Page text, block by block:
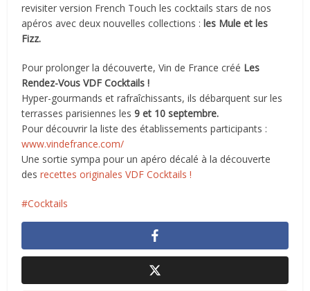
revisiter version French Touch les cocktails stars de nos
apéros avec deux nouvelles collections :les Mule et les
Fizz.
Pour prolonger la découverte, Vin de France créé Les
Rendez-Vous VDF Cocktails !
Hyper-gourmands et rafraîchissants, ils débarquent sur les
terrasses parisiennes les 9 et 10 septembre.
Pour découvrir la liste des établissements participants :
www.vindefrance.com/
Une sortie sympa pour un apéro décalé à la découverte
desrecettes originales VDF Cocktails !
Cocktails